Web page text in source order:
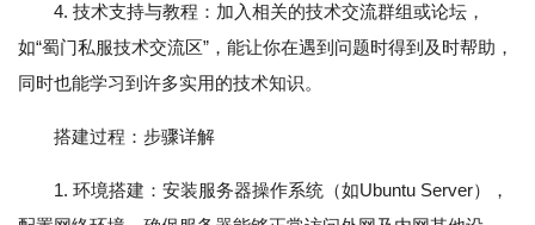
4. 技术支持与教程：加入相关的技术交流群组或论坛，
如“蜀门私服技术交流区”，能让你在遇到问题时得到及时帮助，
同时也能学习到许多实用的技术知识。
搭建过程：步骤详解
1. 环境搭建：安装服务器操作系统（如Ubuntu Server），